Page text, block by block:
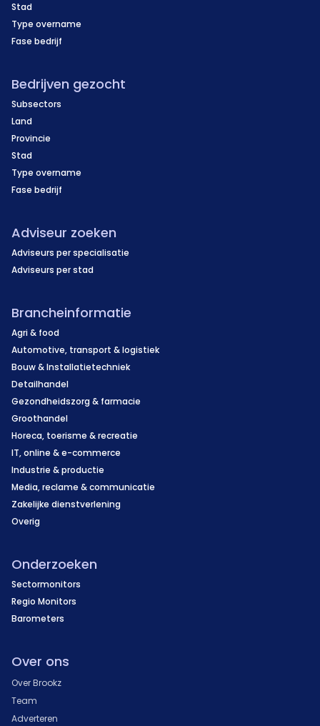
Stad
Type overname
Fase bedrijf
Bedrijven gezocht
Subsectors
Land
Provincie
Stad
Type overname
Fase bedrijf
Adviseur zoeken
Adviseurs per specialisatie
Adviseurs per stad
Brancheinformatie
Agri & food
Automotive, transport & logistiek
Bouw & Installatietechniek
Detailhandel
Gezondheidszorg & farmacie
Groothandel
Horeca, toerisme & recreatie
IT, online & e-commerce
Industrie & productie
Media, reclame & communicatie
Zakelijke dienstverlening
Overig
Onderzoeken
Sectormonitors
Regio Monitors
Barometers
Over ons
Over Brookz
Team
Adverteren